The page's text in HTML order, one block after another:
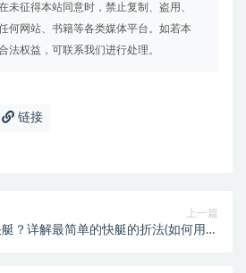
未征得本站同意时，禁止复制、盗用、
何网站、书籍等各类媒体平台。如若本
法权益，可联系我们进行处理。
链接
上一篇
？详解最简单的快艇的折法(如何用纸